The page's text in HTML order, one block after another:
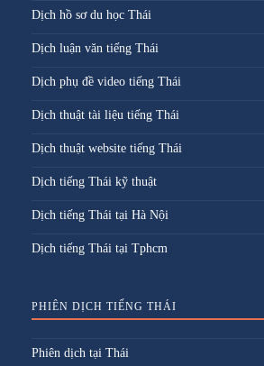
Dịch hồ sơ du học Thái
Dịch luận văn tiếng Thái
Dịch phụ đề video tiếng Thái
Dịch thuật tài liệu tiếng Thái
Dịch thuật website tiếng Thái
Dịch tiếng Thái kỹ thuật
Dịch tiếng Thái tại Hà Nội
Dịch tiếng Thái tại Tphcm
PHIÊN DỊCH TIẾNG THÁI
Phiên dịch tại Thái